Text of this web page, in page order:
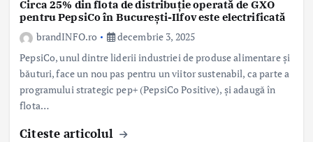
Circa 25% din flota de distribuție operată de GXO
pentru PepsiCo în București-Ilfov este electrificată
brandINFO.ro
decembrie 3, 2025
PepsiCo, unul dintre liderii industriei de produse alimentare și
băuturi, face un nou pas pentru un viitor sustenabil, ca parte a
programului strategic pep+ (PepsiCo Positive), și adaugă în
flota…
Citeste articolul